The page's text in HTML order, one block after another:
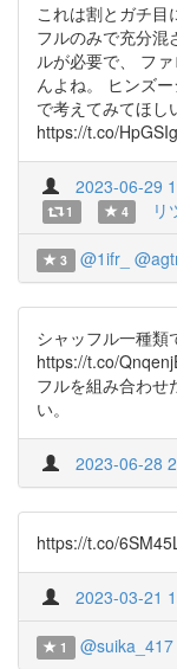
これは割とガチ目
フルのみで充分混
ルが必要で、 フ
んよね。 ヒンズ
で考えてみてほ
https://t.co/
2023-06-29
1 4 リ
3 @1ifr_
シャッフル一種類
https://t.co/
フルを組み合わせ
い。
2023-06-28
https://t.co/
2023-03-21
1 @suika_417